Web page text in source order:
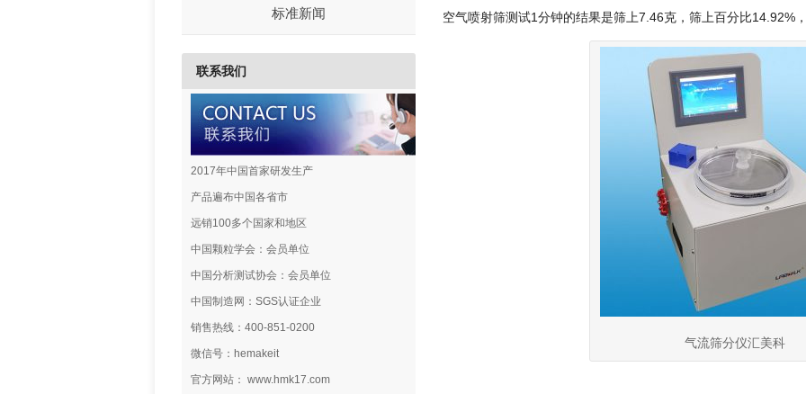
空气喷射筛测试1分钟的结果是筛上7.46克，筛上百分比14.92%
气流筛分仪汇美科
标准新闻
联系我们
2017年中国首家研发生产
产品遍布中国各省市
远销100多个国家和地区
中国颗粒学会：会员单位
中国分析测试协会：会员单位
中国制造网：SGS认证企业
销售热线：400-851-0200
微信号：hemakeit
官方网站： www.hmk17.com